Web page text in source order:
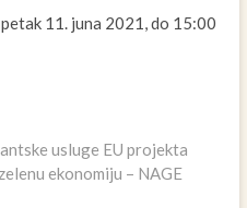
11. juna 2021, do 15:00
usluge EU projekta
ekonomiju – NAGE